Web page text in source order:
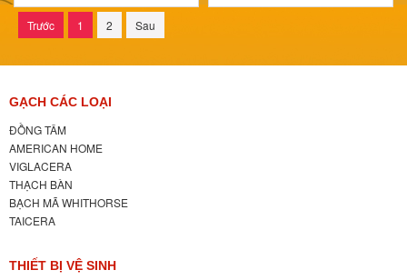
Trước 1 2 Sau
GẠCH CÁC LOẠI
ĐỒNG TÂM
AMERICAN HOME
VIGLACERA
THẠCH BÀN
BẠCH MÃ WHITHORSE
TAICERA
THIẾT BỊ VỆ SINH